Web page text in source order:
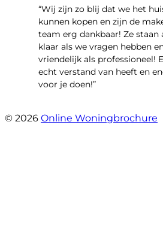
“Wij zijn zo blij dat we het
kunnen kopen en zijn de
team erg dankbaar! Ze
klaar als we vragen hebben
vriendelijk als professioneel!
echt verstand van heeft en
voor je doen!”
© 2026 Online Woningbrochure